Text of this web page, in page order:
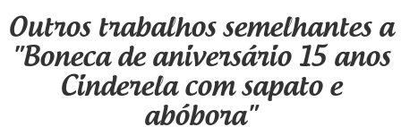
Outros trabalhos semelhantes a
"Boneca de aniversário 15 anos
Cinderela com sapato e
abóbora"